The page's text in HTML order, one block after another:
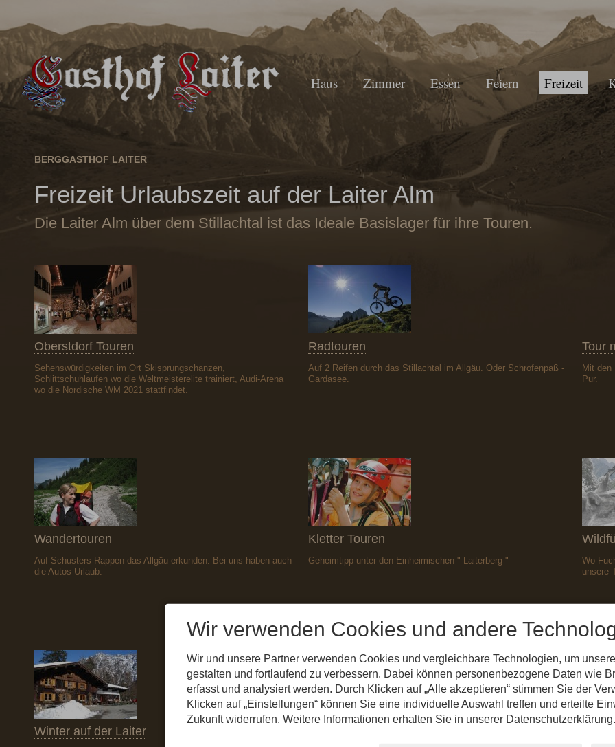
Haus Zimmer Essen Feiern Freizeit
BERGGASTHOF LAITER
Freizeit Urlaubszeit auf der Laiter Alm
Die Laiter Alm über dem Stillachtal ist das Ideale Basislager für ihre Touren.
Oberstdorf Touren
Sehenswürdigkeiten im Ort Skisprungschanzen,
Schlittschuhlaufen wo die Weltmeisterelite trainiert, Audi-Arena
wo die Nordische WM 2021 stattfindet.
Radtouren
Auf 2 Reifen durch das Stillachtal im Allgäu. Oder Schrofenpaß -
Gardasee.
Tour
Mit den
Pur.
Wandertouren
Auf Schusters Rappen das Allgäu erkunden. Bei uns haben auch
die Autos Urlaub.
Kletter Touren
Geheimtipp unter den Einheimischen " Laiterberg "
Wo
unsere
Winter auf der Laiter
Wir verwenden Cookies und andere
Wir und unsere Partner verwenden Cookies und vergleichbare Technologien, um
gestalten und fortlaufend zu verbessern. Dabei können personenbezogene Daten wie
erfasst und analysiert werden. Durch Klicken auf „Alle akzeptieren“ stimmen Sie der
Klicken auf „Einstellungen“ können Sie eine individuelle Auswahl treffen und erteilte
Zukunft widerrufen. Weitere Informationen erhalten Sie in unserer Datenschutzerklärung.